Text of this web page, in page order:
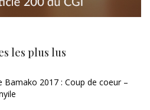
les plus lus
Bamako 2017 : Coup de coeur –